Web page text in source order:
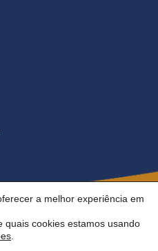
a melhor experiência em
quais cookies estamos usando